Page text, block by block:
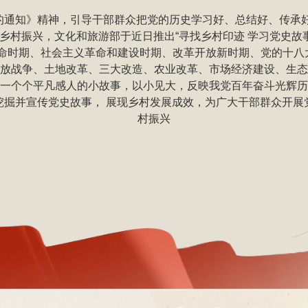
知》精神，引导干部群众把党的历史学习好、总结好、传
村振兴，文化和旅游部于近日推出“寻找乡村印迹 学习党史
时期、社会主义革命和建设时期、改革开放新时期、党的十
战争、土地改革、三大改造、农业改革、市场经济建设、生
个个平凡感人的小故事，以小见大，反映我党百年奋斗光辉
并宣传党史故事， 展现乡村发展成效，为广大干部群众开
村振兴